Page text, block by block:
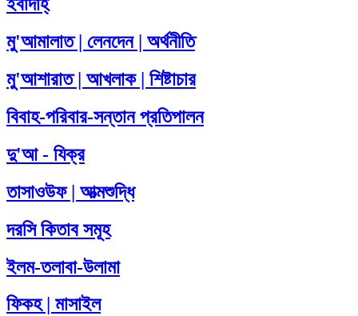
ইবাদাহ্
মু'আমালাত | লেনদেন | অর্থনীতি
মু'আশারাত | আখলাক | শিষ্টাচার
বিবাহ-পরিবার-সন্তান প্রতিপালন
দু'আ - যিক্‌র
তাসাওউফ | আত্মশুদ্ধি
দরসি কিতাব সমূহ
ইলম-তলাবা-উলামা
ফিকহ | মাসাইল